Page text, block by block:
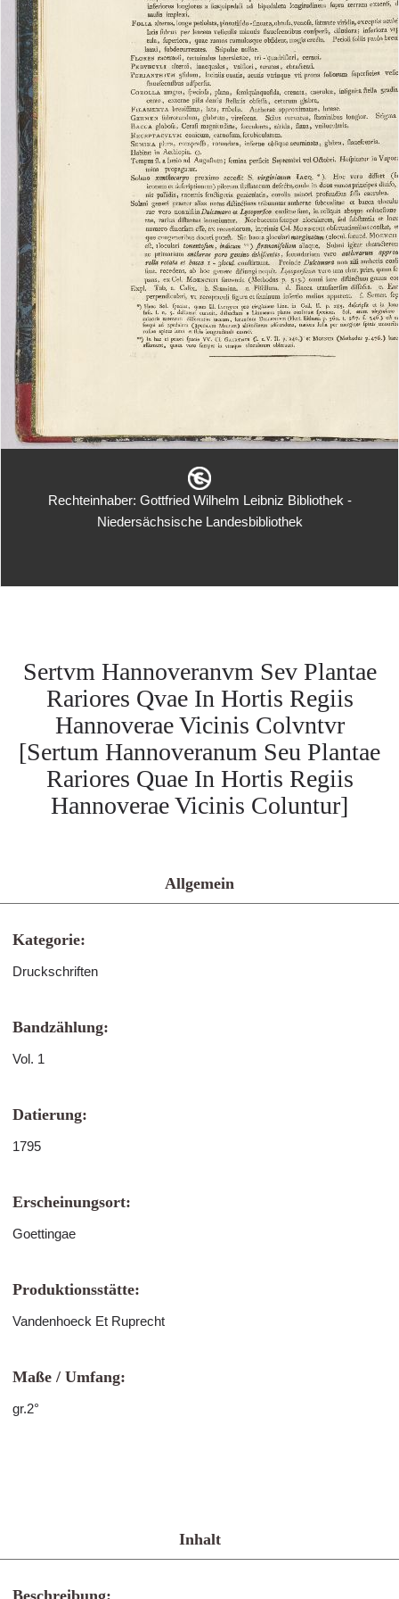
Rechteinhaber: Gottfried Wilhelm Leibniz Bibliothek -
Niedersächsische Landesbibliothek
Sertvm Hannoveranvm Sev Plantae
Rariores Qvae In Hortis Regiis
Hannoverae Vicinis Colvntvr
[Sertum Hannoveranum Seu Plantae
Rariores Quae In Hortis Regiis
Hannoverae Vicinis Coluntur]
Allgemein
Kategorie:
Druckschriften
Bandzählung:
Vol. 1
Datierung:
1795
Erscheinungsort:
Goettingae
Produktionsstätte:
Vandenhoeck Et Ruprecht
Maße / Umfang:
gr.2°
Inhalt
Beschreibung: